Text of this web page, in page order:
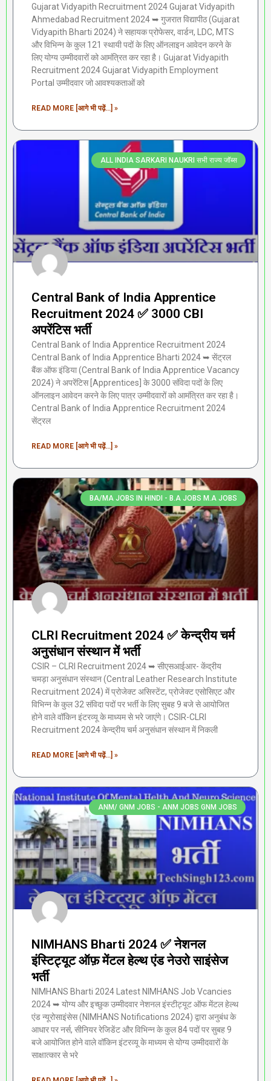
Gujarat Vidyapith Recruitment 2024 Gujarat Vidyapith
Ahmedabad Recruitment 2024 ➥ गुजरात विद्यापीठ (Gujarat
Vidyapith Bharti 2024) ने सहायक प्रोफेसर, वार्डन, LDC, MTS
और विभिन्न के कुल 121 स्थायी पदों के लिए ऑनलाइन आवेदन करने के
लिए योग्य उम्मीदवारों को आमंत्रित कर रहा है। Gujarat Vidyapith
Recruitment 2024 Gujarat Vidyapith Employment
Portal उम्मीदवार जो आवश्यकताओं को
READ MORE [आगे भी पढ़ें...] »
ALL INDIA SARKARI NAUKRI सभी राज्य जॉब्स
Central Bank of India Apprentice
Recruitment 2024 ✅ 3000 CBI
अपरेंटिस भर्ती
Central Bank of India Apprentice Recruitment 2024
Central Bank of India Apprentice Bharti 2024 ➥ सेंट्रल
बैंक ऑफ इंडिया (Central Bank of India Apprentice Vacancy
2024) ने अपरेंटिस [Apprentices] के 3000 संविदा पदों के लिए
ऑनलाइन आवेदन करने के लिए पात्र उम्मीदवारों को आमंत्रित कर रहा है।
Central Bank of India Apprentice Recruitment 2024
सेंट्रल
READ MORE [आगे भी पढ़ें...] »
BA/MA JOBS IN HINDI - B.A JOBS M.A JOBS
CLRI Recruitment 2024 ✅ केन्द्रीय चर्म
अनुसंधान संस्थान में भर्ती
CSIR – CLRI Recruitment 2024 ➥ सीएसआईआर- केंद्रीय
चमड़ा अनुसंधान संस्थान (Central Leather Research Institute
Recruitment 2024) में प्रोजेक्ट असिस्टेंट, प्रोजेक्ट एसोसिएट और
विभिन्न के कुल 32 संविदा पदों पर भर्ती के लिए सुबह 9 बजे से आयोजित
होने वाले वॉकिन इंटरव्यू के माध्यम से भरे जाएंगे। CSIR-CLRI
Recruitment 2024 केन्द्रीय चर्म अनुसंधान संस्थान में निकली
READ MORE [आगे भी पढ़ें...] »
ANM/ GNM JOBS - ANM JOBS GNM JOBS
NIMHANS Bharti 2024 ✅ नेशनल
इंस्टिट्यूट ऑफ़ मेंटल हेल्थ एंड नेउरो साइंसेज
भर्ती
NIMHANS Bharti 2024 Latest NIMHANS Job Vcancies
2024 ➥ योग्य और इच्छुक उम्मीदवार नेशनल इंस्टीट्यूट ऑफ मेंटल हेल्थ
एंड न्यूरोसाइंसेस (NIMHANS Notifications 2024) द्वारा अनुबंध के
आधार पर नर्स, सीनियर रेजिडेंट और विभिन्न के कुल 84 पदों पर सुबह 9
बजे आयोजित होने वाले वॉकिन इंटरव्यू के माध्यम से योग्य उम्मीदवारों के
साक्षात्कार से भरे